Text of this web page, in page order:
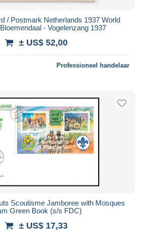
/ Postmark Netherlands 1937 World
- Vogelenzang 1937
± US$ 52,00
Professioneel handelaar
Scoutisme Jamboree with Mosques
Green Book (s/s FDC)
± US$ 17,33